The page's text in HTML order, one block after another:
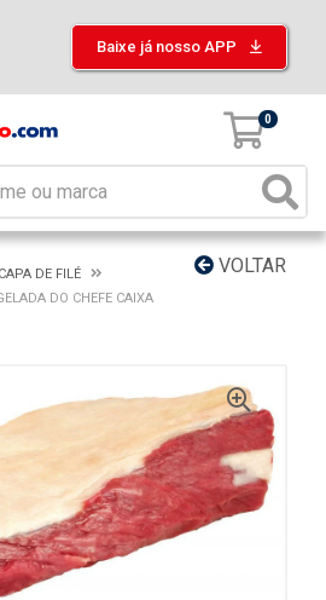
Baixe já nosso APP
0
VOLTAR
CAPA DE FILÉ
DO CHEFE CAIXA